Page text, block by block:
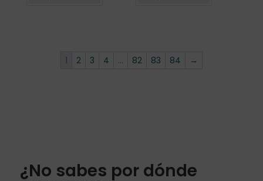
1 2 3 4 … 82 83 84 →
¿No sabes por dónde